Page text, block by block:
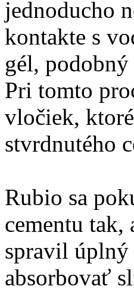
jednoducho
kontakte s
gél,
Pri tomto
vločiek,
stvrdnutého
Rubio sa
cementu
spravil úplný
absorbovať